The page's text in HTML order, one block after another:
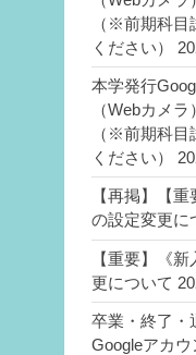
（※前期科
ください）
本学発行
（Webカメ
（※前期科
ください）
【再掲】【
の設定変更に
【重要】《
更について
卒業・終了・
Googleアカ